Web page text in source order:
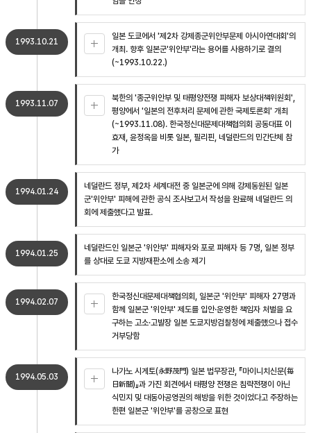
1993.10.21
일본 도쿄에서 '제2차 강제종군위안부문제 아시아연대회'의
개최. 향후 일본군'위안부'라는 용어를 사용하기로 결의
(~1993.10.22.)
1993.11.07
북한의 '종군위안부 및 태평양전쟁 피해자 보상대책위원회',
평양에서 '일본의 전후처리 문제에 관한 국제토론회' 개최
(~1993.11.08). 한국정신대문제대책협의회 공동대표 이
효재, 윤정옥을 비롯 일본, 필리핀, 네덜란드의 민간단체 참
가
1994.01.24
네덜란드 정부, 제2차 세계대전 중 일본군에 의해 강제동원된 일본
군'위안부' 피해에 관한 공식 조사보고서 작성을 완료해 네덜란드 의
회에 제출했다고 발표.
1994.01.25
네덜란드인 일본군 '위안부' 피해자와 포로 피해자 등 7명, 일본 정부
를 상대로 도쿄 지방재판소에 소송 제기
1994.02.07
한국정신대문제대책협의회, 일본군 '위안부' 피해자 27명과
함께 일본군 '위안부' 제도를 입안·운영한 책임자 처벌을 요
구하는 고소·고발장 일본 도쿄지방검찰청에 제출했으나 접수
거부당함
1994.05.03
나가노 시게토(永野茂門) 일본 법무장관, 『마이니치신문(毎
日新聞)』과 가진 회견에서 태평양 전쟁은 침략전쟁이 아닌
식민지 및 대동아공영권의 해방을 위한 것이었다고 주장하는
한편 일본군 '위안부'를 공창으로 표현